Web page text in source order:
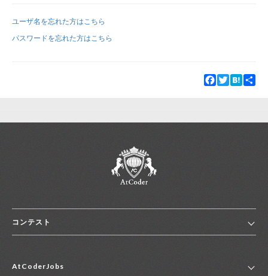
新規登録
ユーザ名を忘れた方はこちら
パスワードを忘れた方はこちら
Facebook
TwitterHatena
コンテスト
コンテスト一覧
AtCoderJobs